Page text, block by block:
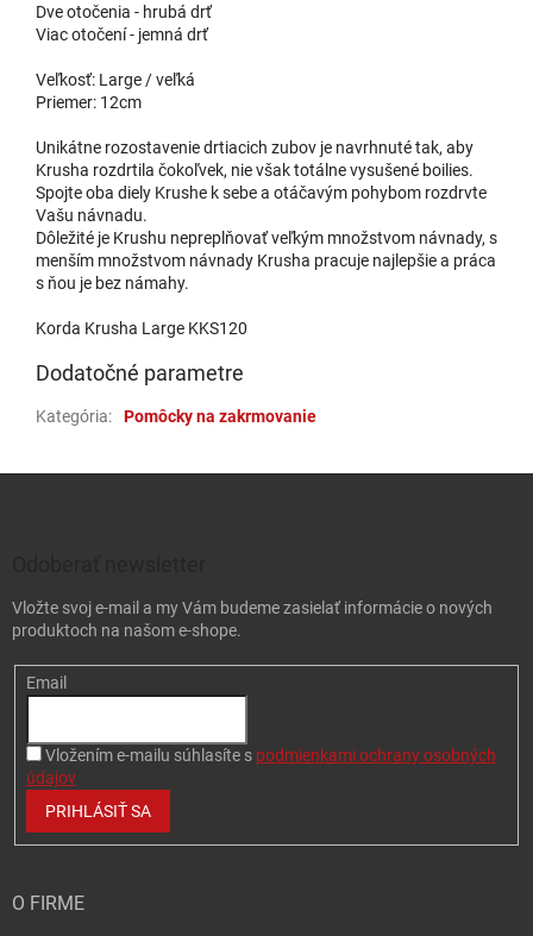
Dve otočenia - hrubá drť
Viac otočení - jemná drť
Veľkosť: Large / veľká
Priemer: 12cm
Unikátne rozostavenie drtiacich zubov je navrhnuté tak, aby
Krusha rozdrtila čokoľvek, nie však totálne vysušené boilies.
Spojte oba diely Krushe k sebe a otáčavým pohybom rozdrvte
Vašu návnadu.
Dôležité je Krushu nepreplňovať veľkým množstvom návnady, s
menším množstvom návnady Krusha pracuje najlepšie a práca
s ňou je bez námahy.
Korda Krusha Large KKS120
Dodatočné parametre
Kategória: Pomôcky na zakrmovanie
Vložte svoj e-mail a my Vám budeme zasielať informácie o nových
produktoch na našom e-shope.
Email
Vložením e-mailu súhlasíte s podmienkami ochrany osobných
údajov
PRIHLÁSIŤ SA
O FIRME